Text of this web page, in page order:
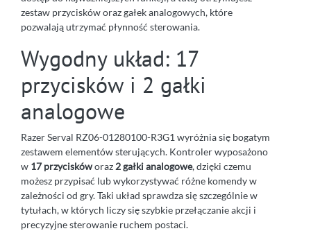
zestaw przycisków oraz gałek analogowych, które
pozwalają utrzymać płynność sterowania.
Wygodny układ: 17
przycisków i 2 gałki
analogowe
Razer Serval RZ06-01280100-R3G1 wyróżnia się bogatym
zestawem elementów sterujących. Kontroler wyposażono
w 17 przyciskóworaz 2 gałki analogowe, dzięki czemu
możesz przypisać lub wykorzystywać różne komendy w
zależności od gry. Taki układ sprawdza się szczególnie w
tytułach, w których liczy się szybkie przełączanie akcji i
precyzyjne sterowanie ruchem postaci.